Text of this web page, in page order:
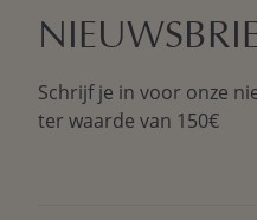
Schrijf je in voor onze
ter waarde van 150€